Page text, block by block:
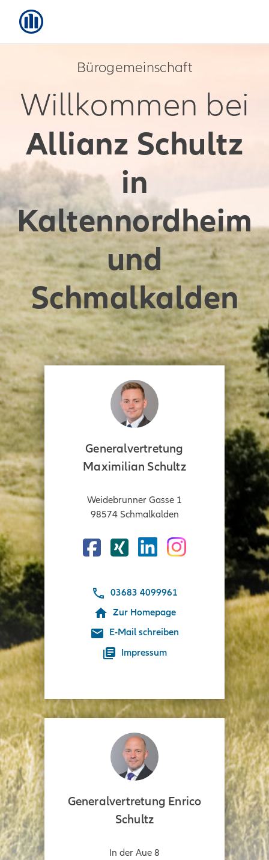
Bürogemeinschaft
Willkommen bei
Allianz Schultz
in
Kaltennordheim
und
Schmalkalden
Generalvertretung
Maximilian Schultz
Weidebrunner Gasse 1
98574 Schmalkalden
Facebook
Xing
03683 4099961
Zur Homepage
E-Mail schreiben
Impressum
Generalvertretung Enrico
Schultz
In der Aue 8